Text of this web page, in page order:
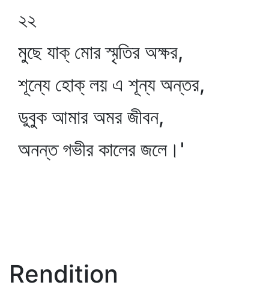
২২
মুছে যাক্‌ মোর স্মৃতির অক্ষর,
শূন্যে হোক্‌ লয় এ শূন্য অন্তর,
ডুবুক আমার অমর জীবন,
অনন্ত গভীর কালের জলে।'
Rendition